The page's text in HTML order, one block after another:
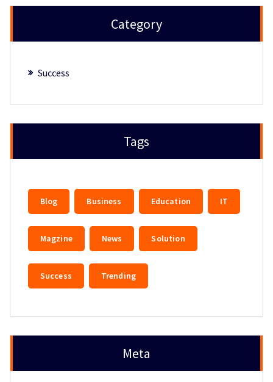
Category
Success
Tags
Blog Business Education IT
Magzine News Solution
Success Trending
Meta